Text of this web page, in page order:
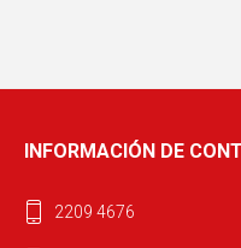
INFORMACIÓN DE
2209 4676